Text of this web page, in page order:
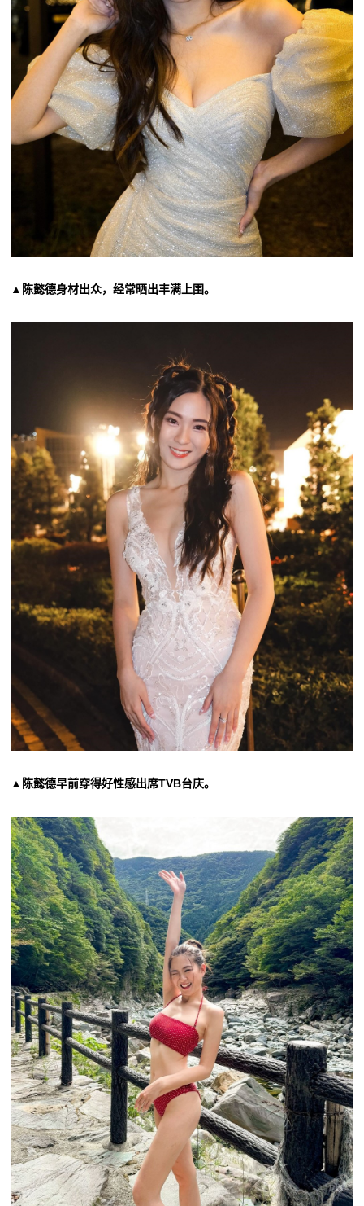
▲陈懿德身材出众，经常晒出丰满上围。
▲陈懿德早前穿得好性感出席TVB台庆。